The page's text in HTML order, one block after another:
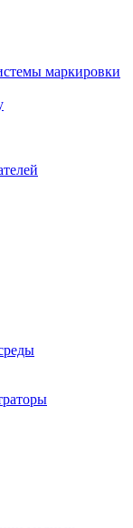
маркировки